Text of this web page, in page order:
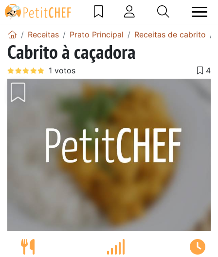
Receitas Prato Principal Receitas de cabrito
Cabrito à caçadora